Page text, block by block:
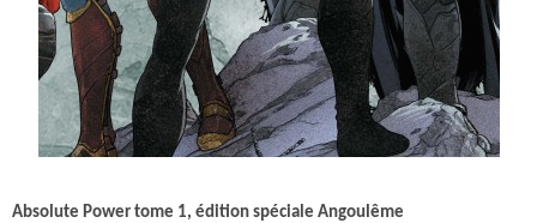
Absolute Power tome 1, édition spéciale Angoulême